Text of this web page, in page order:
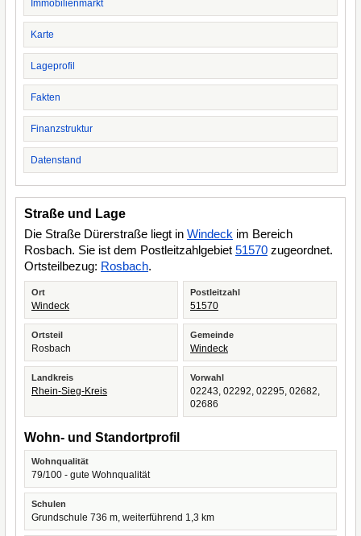
Immobilienmarkt
Karte
Lageprofil
Fakten
Finanzstruktur
Datenstand
Straße und Lage
Die Straße Dürerstraße liegt in Windeck im Bereich
Rosbach. Sie ist dem Postleitzahlgebiet 51570 zugeordnet.
Ortsteilbezug: Rosbach.
Ort
Windeck
Postleitzahl
51570
Ortsteil
Rosbach
Gemeinde
Windeck
Landkreis
Rhein-Sieg-Kreis
Vorwahl
02243, 02292, 02295, 02682,
02686
Wohn- und Standortprofil
Wohnqualität
79/100 - gute Wohnqualität
Schulen
Grundschule 736 m, weiterführend 1,3 km